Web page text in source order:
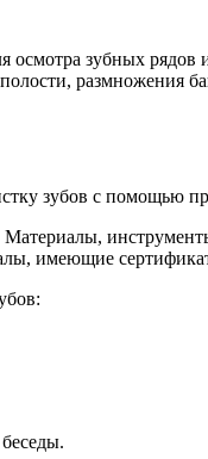
зубных
зубов с помощью
имеющие